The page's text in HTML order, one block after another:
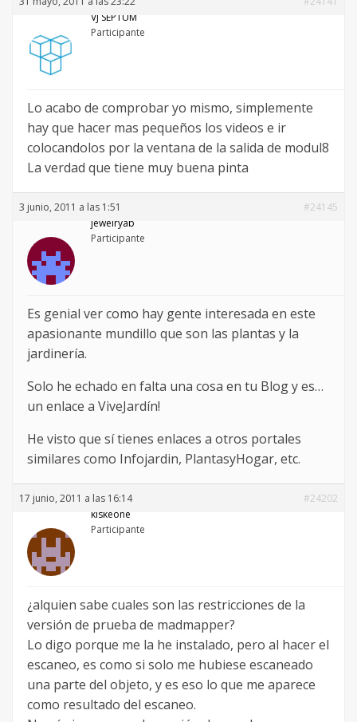
VJ SEPTUM
Participante
Lo acabo de comprobar yo mismo, simplemente
hay que hacer mas pequeños los videos e ir
colocandolos por la ventana de la salida de modul8
La verdad que tiene muy buena pinta
3 junio, 2011 a las 1:51
#24145
jewelryab
Participante
Es genial ver como hay gente interesada en este
apasionante mundillo que son las plantas y la
jardinería.
Solo he echado en falta una cosa en tu Blog y es…
un enlace a ViveJardín!
He visto que sí tienes enlaces a otros portales
similares como Infojardin, PlantasyHogar, etc.
17 junio, 2011 a las 16:14
#24202
kiskeone
Participante
¿alquien sabe cuales son las restricciones de la
versión de prueba de madmapper?
Lo digo porque me la he instalado, pero al hacer el
escaneo, es como si solo me hubiese escaneado
una parte del objeto, y es eso lo que me aparece
como resultado del escaneo.